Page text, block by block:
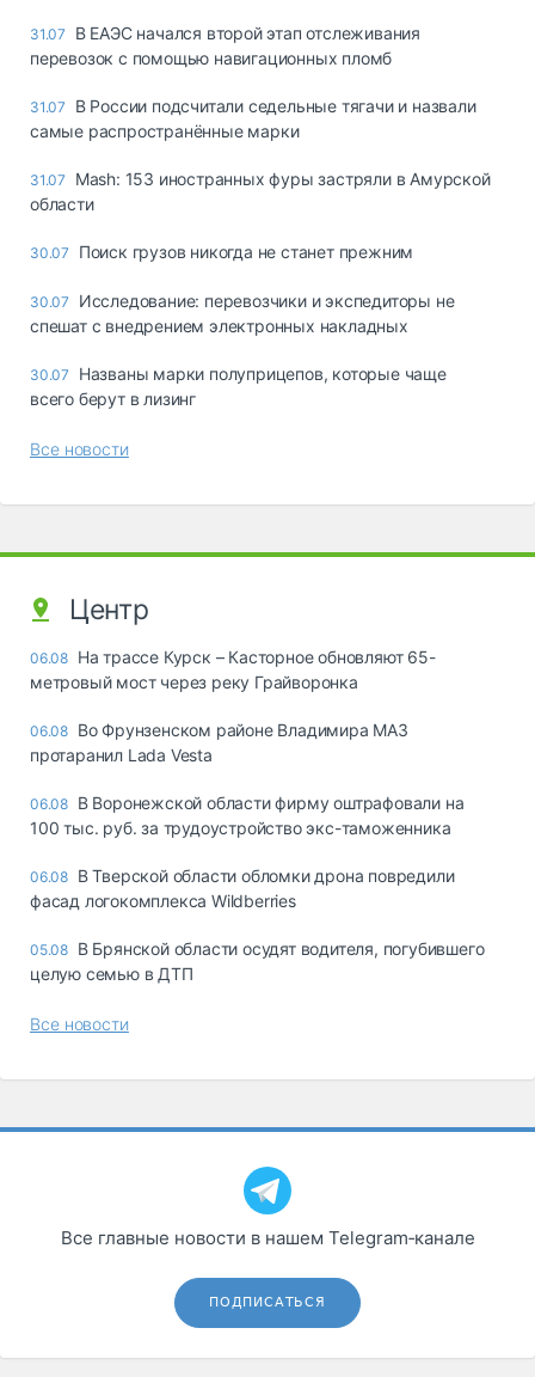
31.07
В ЕАЭС начался второй этап отслеживания
перевозок с помощью навигационных пломб
31.07
В России подсчитали седельные тягачи и назвали
самые распространённые марки
31.07
Mash: 153 иностранных фуры застряли в Амурской
области
30.07 Поиск грузов никогда не станет прежним
30.07
Исследование: перевозчики и экспедиторы не
спешат с внедрением электронных накладных
30.07
Названы марки полуприцепов, которые чаще
всего берут в лизинг
Все новости
Центр
06.08 На трассе Курск – Касторное обновляют 65-
метровый мост через реку Грайворонка
06.08 Во Фрунзенском районе Владимира МАЗ
протаранил Lada Vesta
06.08 В Воронежской области фирму оштрафовали на
100 тыс. руб. за трудоустройство экс-таможенника
06.08 В Тверской области обломки дрона повредили
фасад логокомплекса Wildberries
05.08 В Брянской области осудят водителя, погубившего
целую семью в ДТП
Все новости
Все главные новости в нашем Telegram‑канале
ПОДПИСАТЬСЯ